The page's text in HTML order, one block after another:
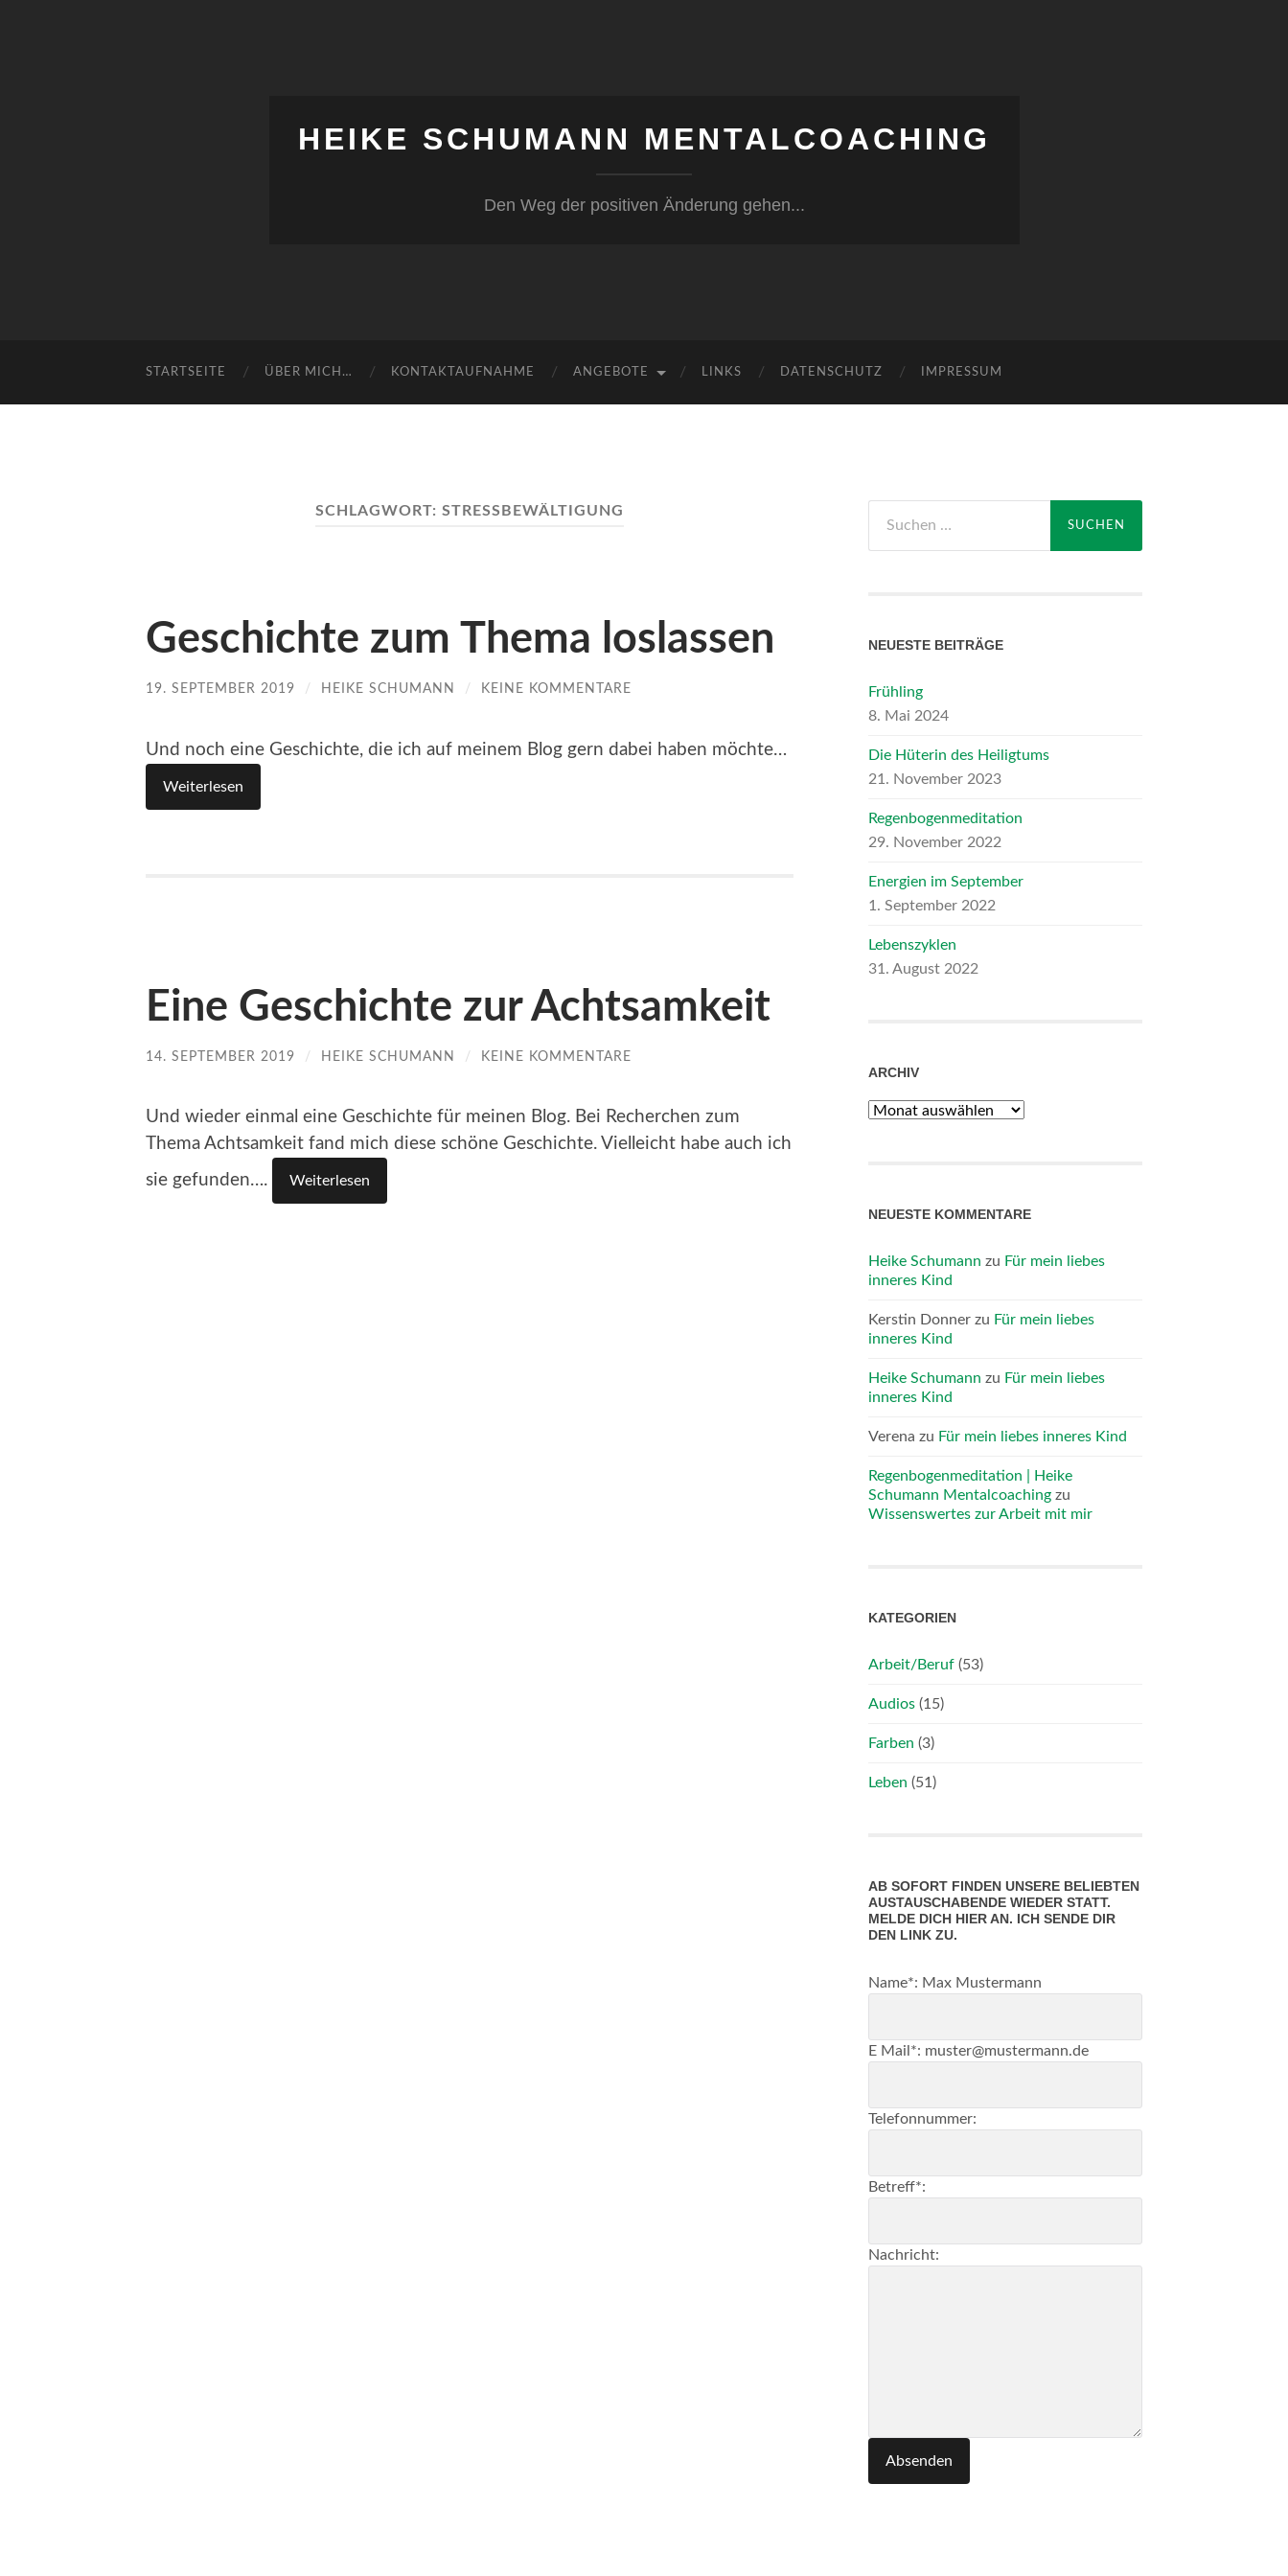
HEIKE SCHUMANN MENTALCOACHING
Den Weg der positiven Änderung gehen...
STARTSEITE ÜBER MICH… KONTAKTAUFNAHME ANGEBOTE LINKS DATENSCHUTZ IMPRESSUM
SCHLAGWORT: STRESSBEWÄLTIGUNG
Geschichte zum Thema loslassen
19. SEPTEMBER 2019 / HEIKE SCHUMANN / KEINE KOMMENTARE
Und noch eine Geschichte, die ich auf meinem Blog gern dabei haben möchte…
Weiterlesen
Eine Geschichte zur Achtsamkeit
14. SEPTEMBER 2019 / HEIKE SCHUMANN / KEINE KOMMENTARE
Und wieder einmal eine Geschichte für meinen Blog. Bei Recherchen zum
Thema Achtsamkeit fand mich diese schöne Geschichte. Vielleicht habe auch ich
sie gefunden….
Weiterlesen
nach:
NEUESTE BEITRÄGE
Frühling
8. Mai 2024
Die Hüterin des Heiligtums
21. November 2023
Regenbogenmeditation
29. November 2022
Energien im September
1. September 2022
Lebenszyklen
31. August 2022
ARCHIV
Archiv
NEUESTE KOMMENTARE
Heike Schumann zu Für mein liebes
inneres Kind
Kerstin Donner zu Für mein liebes
inneres Kind
Heike Schumann zu Für mein liebes
inneres Kind
Verena zu Für mein liebes inneres Kind
Regenbogenmeditation | Heike
Schumann Mentalcoaching zu
Wissenswertes zur Arbeit mit mir
KATEGORIEN
Arbeit/Beruf (53)
Audios (15)
Farben (3)
Leben (51)
AB SOFORT FINDEN UNSERE BELIEBTEN
AUSTAUSCHABENDE WIEDER STATT.
MELDE DICH HIER AN. ICH SENDE DIR
DEN LINK ZU.
Lass
leer
Name*: Max Mustermann
E Mail*: muster@mustermann.de
Telefonnummer:
Betreff*:
Nachricht:
Absenden